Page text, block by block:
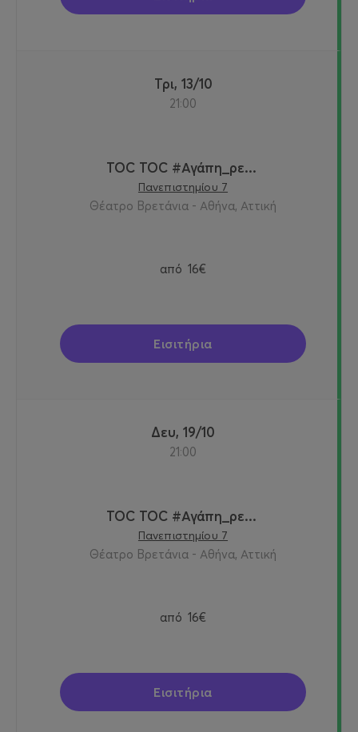
Τρι, 13/10
21:00
TOC TOC #Αγάπη_ρε...
Πανεπιστημίου 7
Θέατρο Βρετάνια - Αθήνα, Αττική
από 16€
Εισιτήρια
Δευ, 19/10
21:00
TOC TOC #Αγάπη_ρε...
Πανεπιστημίου 7
Θέατρο Βρετάνια - Αθήνα, Αττική
από 16€
Εισιτήρια